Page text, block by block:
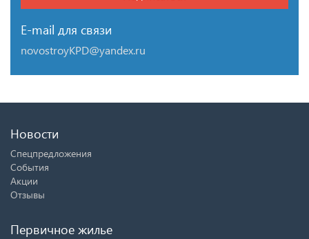
E-mail для связи
novostroyKPD@yandex.ru
Новости
Спецпредложения
События
Акции
Отзывы
Первичное жилье